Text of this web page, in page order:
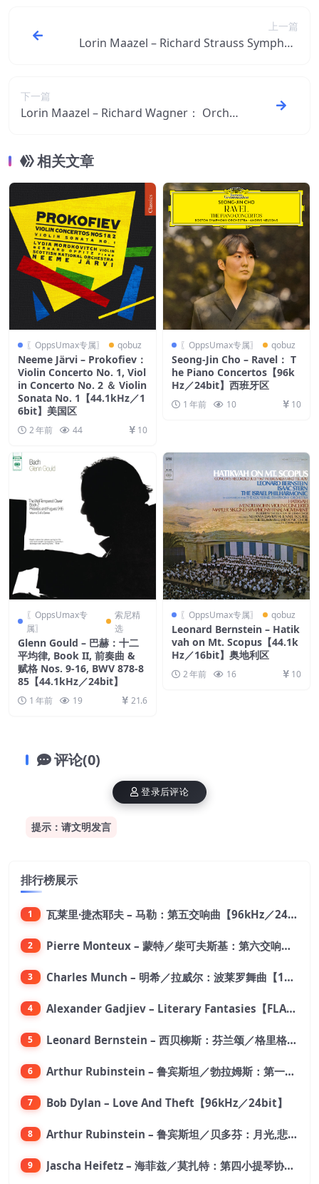
上一篇
Lorin Maazel – Richard Strauss Symphon
下一篇
Lorin Maazel – Richard Wagner： Orches
相关文章
〖OppsUmax专属〗 qobuz
Neeme Järvi – Prokofiev：
Violin Concerto No. 1, Viol
in Concerto No. 2 ＆ Violin
Sonata No. 1【44.1kHz／1
6bit】美国区
2 年前 44 10
〖OppsUmax专属〗 qobuz
Seong-Jin Cho – Ravel： T
he Piano Concertos【96k
Hz／24bit】西班牙区
1 年前 10 10
〖OppsUmax专
属〗
索尼精
选
Glenn Gould – 巴赫：十二
平均律, Book II, 前奏曲 &
赋格 Nos. 9-16, BWV 878-8
85【44.1kHz／24bit】
1 年前 19 21.6
〖OppsUmax专属〗 qobuz
Leonard Bernstein – Hatik
vah on Mt. Scopus【44.1k
Hz／16bit】奥地利区
2 年前 16 10
评论(0)
提示：请文明发言
登录后评论
排行榜展示
1 瓦莱里·捷杰耶夫 – 马勒：第五交响曲【96kHz／24bit】
2 Pierre Monteux – 蒙特／柴可夫斯基：第六交响曲【176.4kHz／24bit】
3 Charles Munch – 明希／拉威尔：波莱罗舞曲【176.4kHz／24bit】
4 Alexander Gadjiev – Literary Fantasies【FLAC 192】
5 Leonard Bernstein – 西贝柳斯：芬兰颂／格里格：培尔·金特组曲【44.1kHz／24bit】
6 Arthur Rubinstein – 鲁宾斯坦／勃拉姆斯：第一钢琴协奏曲【176.4kHz／24bit】
7 Bob Dylan – Love And Theft【96kHz／24bit】
8 Arthur Rubinstein – 鲁宾斯坦／贝多芬：月光,悲怆,热情,告别钢琴奏鸣曲【176.4kHz／24bit】
9 Jascha Heifetz – 海菲兹／莫扎特：第四小提琴协奏曲，第五小提琴协奏曲《土耳其》／维瓦尔第：小提琴与大提琴协奏曲，RV 547【192kHz／24bit】